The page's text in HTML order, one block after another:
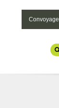
Convoyage